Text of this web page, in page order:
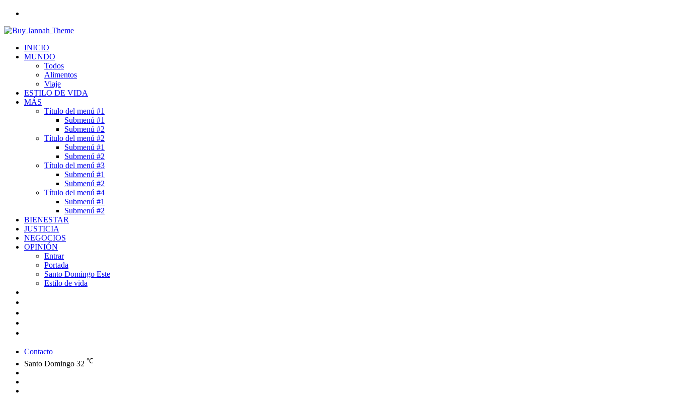
INICIO
MUNDO
Todos
Alimentos
Viaje
ESTILO DE VIDA
MÁS
Título del menú #1
Submenú #1
Submenú #2
Título del menú #2
Submenú #1
Submenú #2
Título del menú #3
Submenú #1
Submenú #2
Título del menú #4
Submenú #1
Submenú #2
BIENESTAR
JUSTICIA
NEGOCIOS
OPINIÓN
Entrar
Portada
Santo Domingo Este
Estilo de vida
Contacto
Santo Domingo 32 ℃